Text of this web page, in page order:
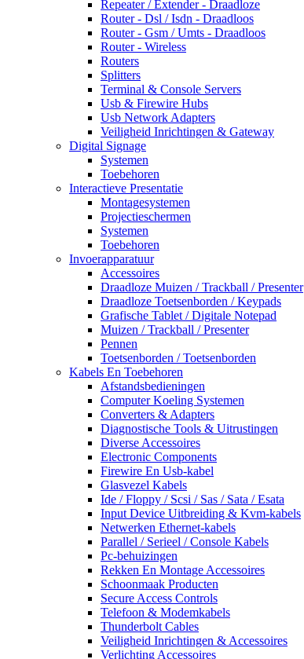
Repeater / Extender - Draadloze
Router - Dsl / Isdn - Draadloos
Router - Gsm / Umts - Draadloos
Router - Wireless
Routers
Splitters
Terminal & Console Servers
Usb & Firewire Hubs
Usb Network Adapters
Veiligheid Inrichtingen & Gateway
Digital Signage
Systemen
Toebehoren
Interactieve Presentatie
Montagesystemen
Projectieschermen
Systemen
Toebehoren
Invoerapparatuur
Accessoires
Draadloze Muizen / Trackball / Presenter
Draadloze Toetsenborden / Keypads
Grafische Tablet / Digitale Notepad
Muizen / Trackball / Presenter
Pennen
Toetsenborden / Toetsenborden
Kabels En Toebehoren
Afstandsbedieningen
Computer Koeling Systemen
Converters & Adapters
Diagnostische Tools & Uitrustingen
Diverse Accessoires
Electronic Components
Firewire En Usb-kabel
Glasvezel Kabels
Ide / Floppy / Scsi / Sas / Sata / Esata
Input Device Uitbreiding & Kvm-kabels
Netwerken Ethernet-kabels
Parallel / Serieel / Console Kabels
Pc-behuizingen
Rekken En Montage Accessoires
Schoonmaak Producten
Secure Access Controls
Telefoon & Modemkabels
Thunderbolt Cables
Veiligheid Inrichtingen & Accessoires
Verlichting Accessoires